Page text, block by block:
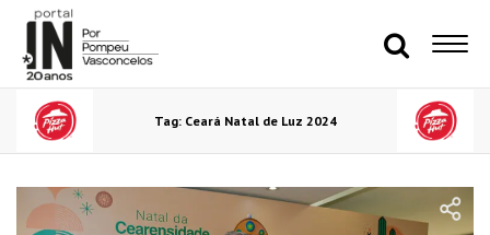
Tag: Ceará Natal de Luz 2024